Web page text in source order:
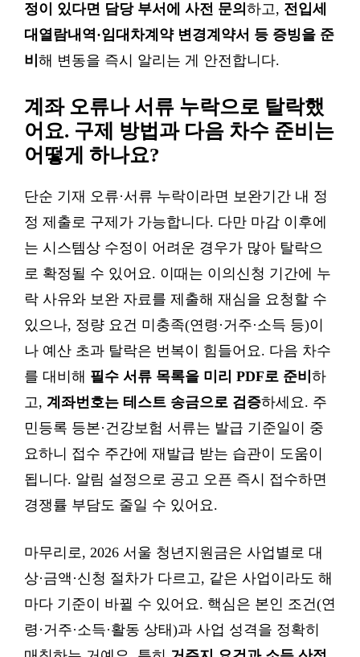
정이 있다면 담당 부서에 사전 문의 하고, 전입세
대열람내역·임대차계약 변경계약서 등 증빙을 준
비 해 변동을 즉시 알리는 게 안전합니다.
계좌 오류나 서류 누락으로 탈락했
어요. 구제 방법과 다음 차수 준비는
어떻게 하나요?
단순 기재 오류·서류 누락이라면 보완기간 내 정
정 제출로 구제가 가능합니다. 다만 마감 이후에
는 시스템상 수정이 어려운 경우가 많아 탈락으
로 확정될 수 있어요. 이때는 이의신청 기간에 누
락 사유와 보완 자료를 제출해 재심을 요청할 수
있으나, 정량 요건 미충족(연령·거주·소득 등)이
나 예산 초과 탈락은 번복이 힘들어요. 다음 차수
를 대비해 필수 서류 목록을 미리 PDF로 준비 하
고, 계좌번호는 테스트 송금으로 검증하세요. 주
민등록 등본·건강보험 서류는 발급 기준일이 중
요하니 접수 주간에 재발급 받는 습관이 도움이
됩니다. 알림 설정으로 공고 오픈 즉시 접수하면
경쟁률 부담도 줄일 수 있어요.
마무리로, 2026 서울 청년지원금은 사업별로 대
상·금액·신청 절차가 다르고, 같은 사업이라도 해
마다 기준이 바뀔 수 있어요. 핵심은 본인 조건(연
령·거주·소득·활동 상태)과 사업 성격을 정확히